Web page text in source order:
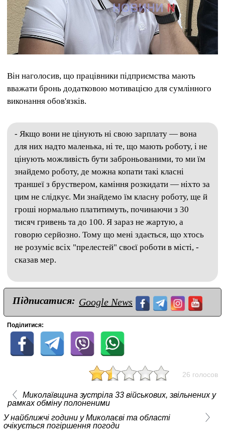
Він наголосив, що працівники підприємства мають
вважати бронь додатковою мотивацією для сумлінного
виконання обов'язків.
- Якщо вони не цінують ні свою зарплату — вона
для них надто маленька, ні те, що мають роботу, і не
цінують можливість бути заброньованими, то ми їм
знайдемо роботу, де можна копати такі класні
траншеї з бруствером, каміння розкидати — ніхто за
цим не слідкує. Ми знайдемо їм класну роботу, ще й
гроші нормально платитимуть, починаючи з 30
тисяч гривень та до 100. Я зараз не жартую, а
говорю серйозно. Тому що мені здається, що хтось
не розуміє всіх "прелестей" своєї роботи в місті, -
сказав мер.
Підписатися: Google News
Поділитися:
26 голосов
Миколаївщина зустріла 33 військових, звільнених у
рамках обміну полоненими
У найближчі години у Миколаєві та області
очікується погіршення погоди